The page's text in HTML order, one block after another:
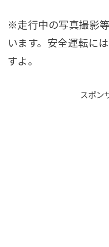
※走行中の写真撮影
います。安全運転に
すよ。
スポン